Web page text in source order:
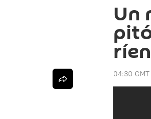
Un
ríen
04:30 GMT